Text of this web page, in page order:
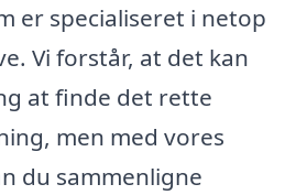
er specialiseret i netop
Vi forstår, at det kan
at finde det rette
men med vores
du sammenligne